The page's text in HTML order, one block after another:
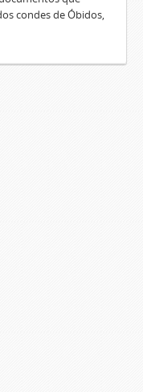
condes de Óbidos,